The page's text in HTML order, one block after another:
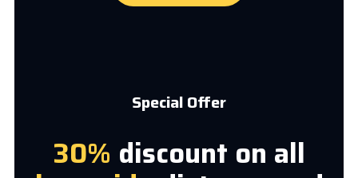
Special Offer
30% discount on all